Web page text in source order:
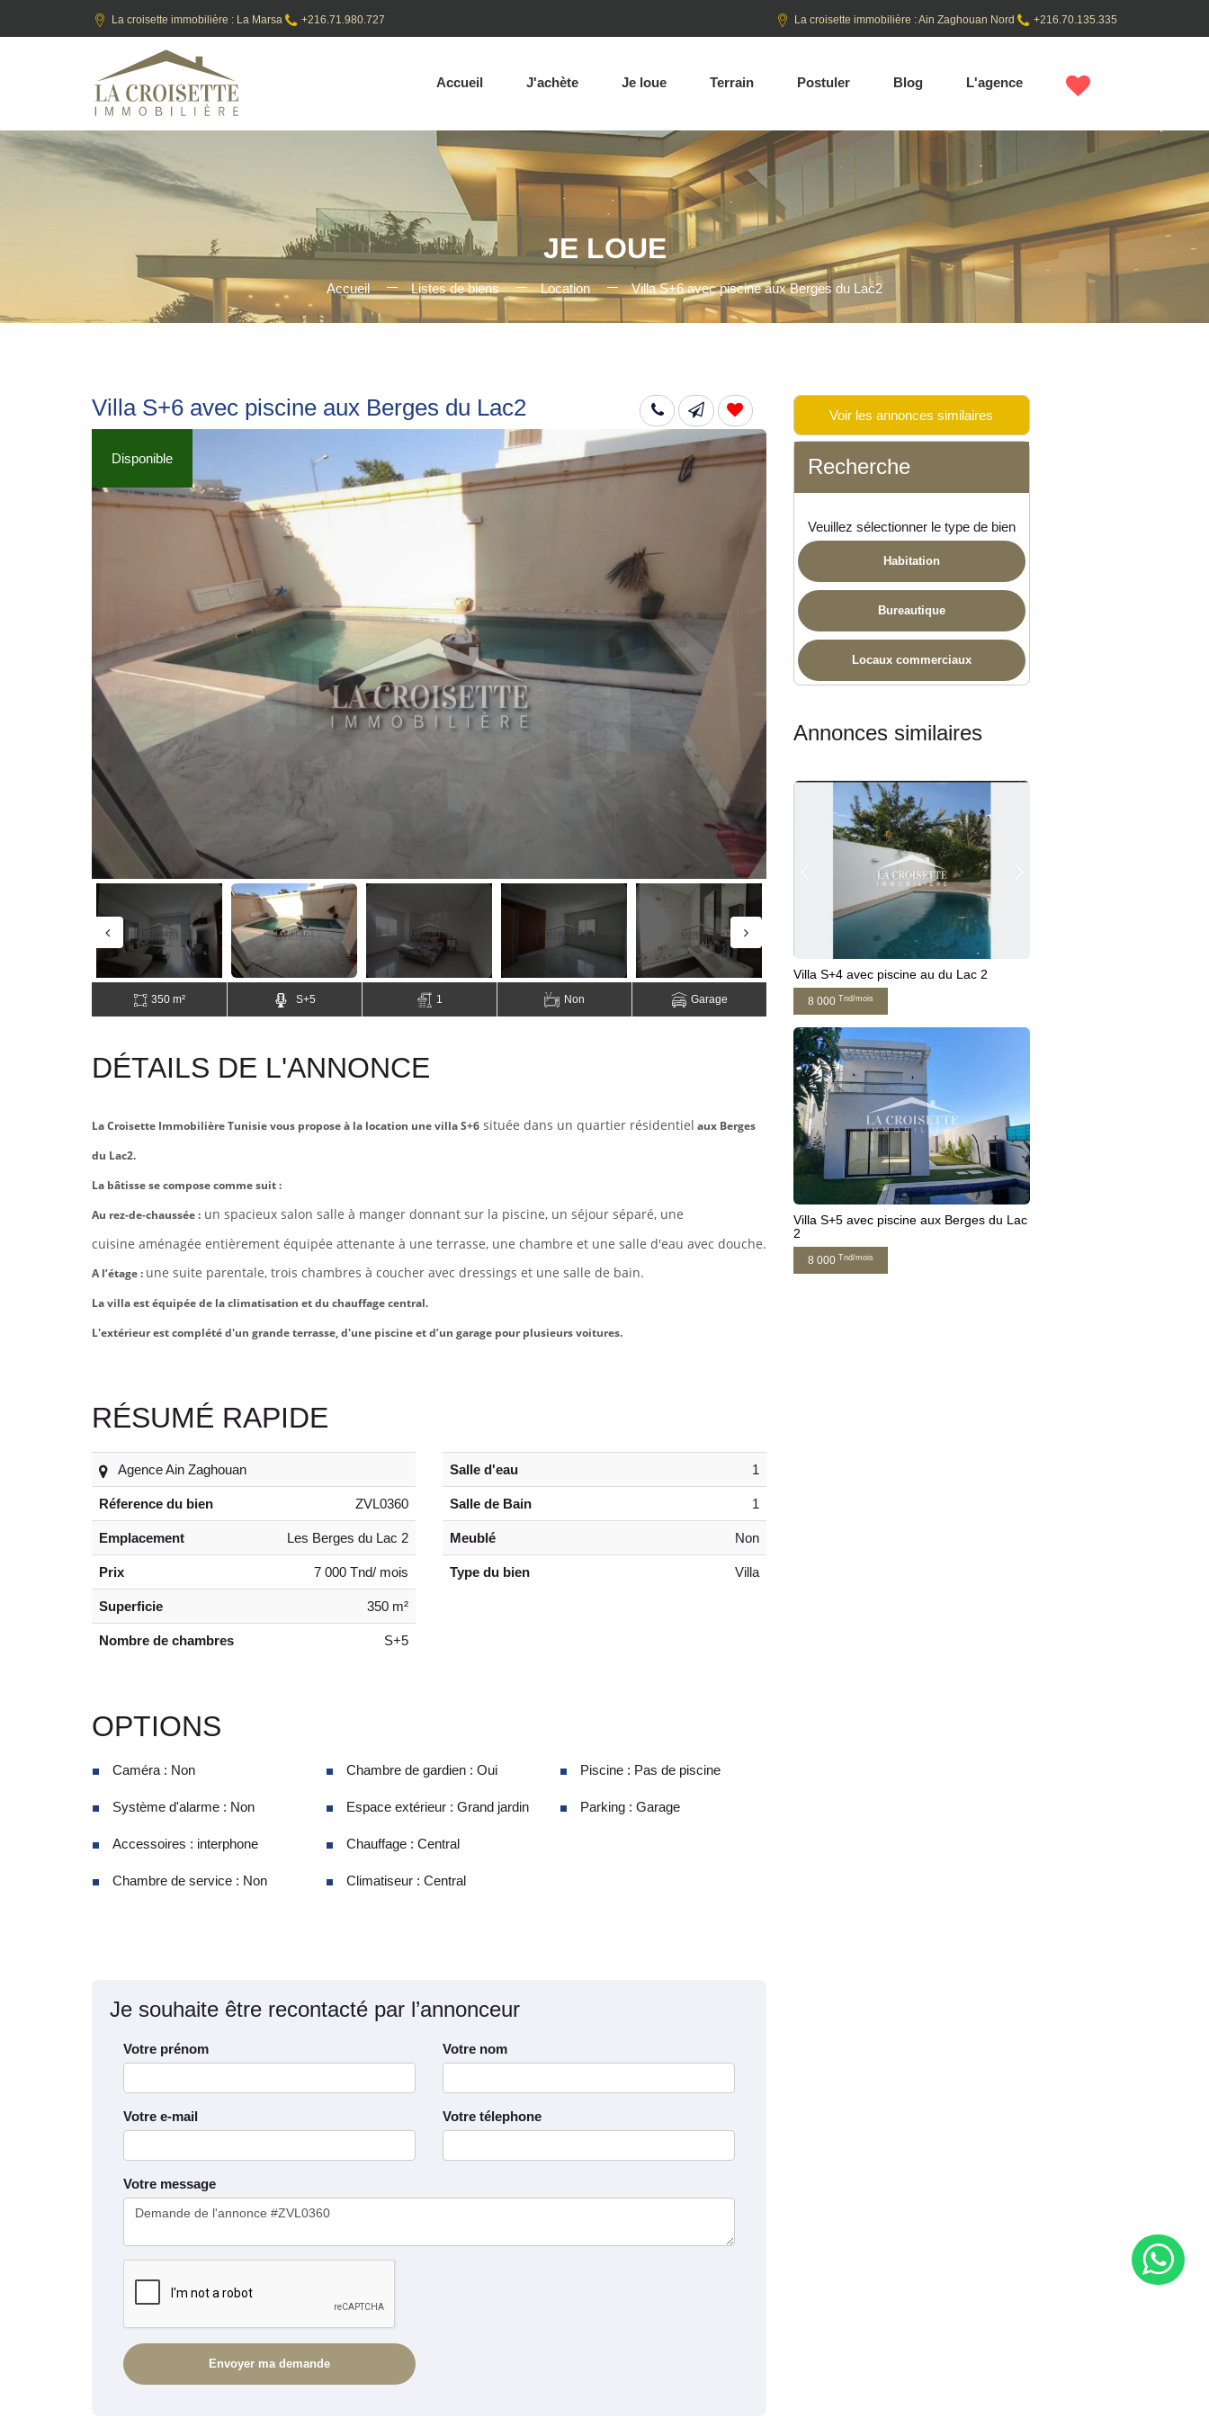
La croisette immobilière : La Marsa +216.71.980.727 La croisette immobilière : Ain Zaghouan Nord +216.70.135.335
Accueil J'achète Je loue Terrain Postuler Blog L'agence
JE LOUE
Accueil Listes de biens Location Villa S+6 avec piscine aux Berges du Lac2
Villa S+6 avec piscine aux Berges du Lac2
Disponible Disponible
350 m² S+5 1 Non Garage
DÉTAILS DE L'ANNONCE
La Croisette Immobilière Tunisie vous propose à la location une villa S+6 située dans un quartier résidentiel aux Berges
du Lac2.
La bâtisse se compose comme suit :
Au rez-de-chaussée : un spacieux salon salle à manger donnant sur la piscine, un séjour séparé, une
cuisine aménagée entièrement équipée attenante à une terrasse, une chambre et une salle d'eau avec douche.
A l’étage : une suite parentale, trois chambres à coucher avec dressings et une salle de bain.
La villa est équipée de la climatisation et du chauffage central.
L'extérieur est complété d'un grande terrasse, d'une piscine et d’un garage pour plusieurs voitures.
RÉSUMÉ RAPIDE
Agence Ain Zaghouan
Réference du bien ZVL0360
Emplacement Les Berges du Lac 2
Prix 7 000 Tnd/ mois
Superficie 350 m²
Nombre de chambres S+5
Salle d'eau 1
Salle de Bain 1
Meublé Non
Type du bien Villa
OPTIONS
Caméra : Non
Système d'alarme : Non
Accessoires : interphone
Chambre de service : Non
Chambre de gardien : Oui
Espace extérieur : Grand jardin
Chauffage : Central
Climatiseur : Central
Piscine : Pas de piscine
Parking : Garage
Je souhaite être recontacté par l’annonceur
Votre prénom Votre nom
Votre e-mail Votre télephone
Votre message
Voir les annonces similaires
Recherche
Veuillez sélectionner le type de bien
Habitation
Bureautique
Locaux commerciaux
Annonces similaires
Villa S+4 avec piscine au du Lac 2
8 000 Tnd/mois
Villa S+5 avec piscine aux Berges du Lac
2
8 000 Tnd/mois